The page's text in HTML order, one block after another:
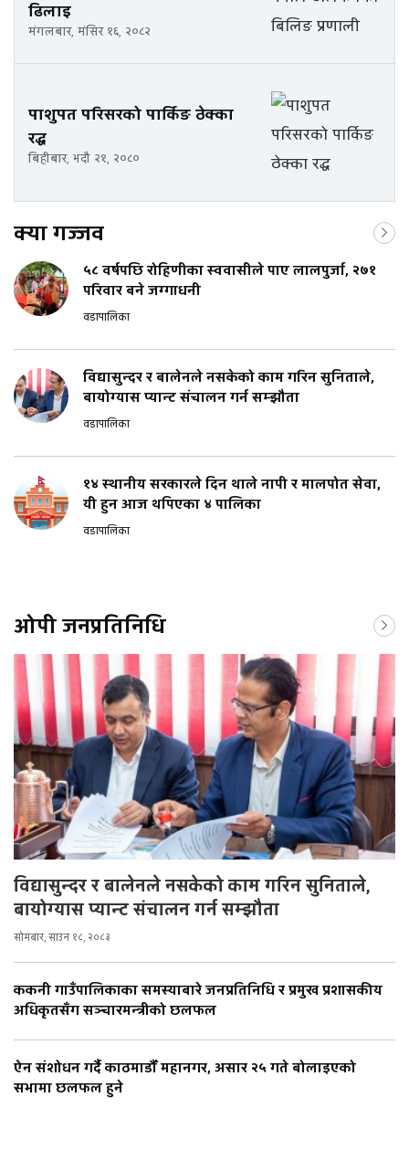
ढिलाइ
मंगलबार, मंसिर १६, २०८२
पाशुपत परिसरको पार्किङ ठेक्का
रद्ध
बिहीबार, भदौ २१, २०८०
क्या गज्जव
५८ वर्षपछि रोहिणीका स्ववासीले पाए लालपुर्जा, २७१
परिवार बने जग्गाधनी
वडापालिका
विद्यासुन्दर र बालेनले नसकेको काम गरिन सुनिताले,
बायोग्यास प्यान्ट संचालन गर्न सम्झौता
वडापालिका
१४ स्थानीय सरकारले दिन थाले नापी र मालपोत सेवा,
यी हुन आज थपिएका ४ पालिका
वडापालिका
ओपी जनप्रतिनिधि
विद्यासुन्दर र बालेनले नसकेको काम गरिन सुनिताले,
बायोग्यास प्यान्ट संचालन गर्न सम्झौता
सोमबार, साउन १८, २०८३
ककनी गाउँपालिकाका समस्याबारे जनप्रतिनिधि र प्रमुख प्रशासकीय
अधिकृतसँग सञ्चारमन्त्रीको छलफल
ऐन संशोधन गर्दै काठमाडौँ महानगर, असार २५ गते बोलाइएको
सभामा छलफल हुने